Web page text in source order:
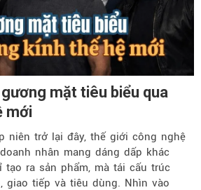
mặt tiêu biểu qua
mới
niên trở lại đây, thế giới công nghệ
nhân mang dáng dấp khác
ra sản phẩm, mà tái cấu trúc
giao tiếp và tiêu dùng. Nhìn vào